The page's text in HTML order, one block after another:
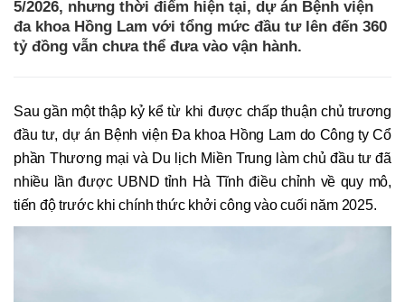
5/2026, nhưng thời điểm hiện tại, dự án Bệnh viện
đa khoa Hồng Lam với tổng mức đầu tư lên đến 360
tỷ đồng vẫn chưa thể đưa vào vận hành.
Sau gần một thập kỷ kể từ khi được chấp thuận chủ trương
đầu tư, dự án Bệnh viện Đa khoa Hồng Lam do Công ty Cổ
phần Thương mại và Du lịch Miền Trung làm chủ đầu tư đã
nhiều lần được UBND tỉnh Hà Tĩnh điều chỉnh về quy mô,
tiến độ trước khi chính thức khởi công vào cuối năm 2025.